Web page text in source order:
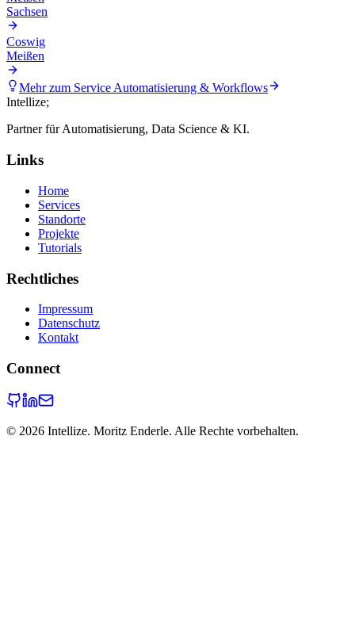
Sachsen
Coswig
Meißen
Mehr zum ServiceAutomatisierung & Workflows
Intellize;
Partner für Automatisierung, Data Science & KI.
Links
Home
Services
Standorte
Projekte
Tutorials
Rechtliches
Impressum
Datenschutz
Kontakt
Connect
© 2026 Intellize. Moritz Enderle. Alle Rechte vorbehalten.